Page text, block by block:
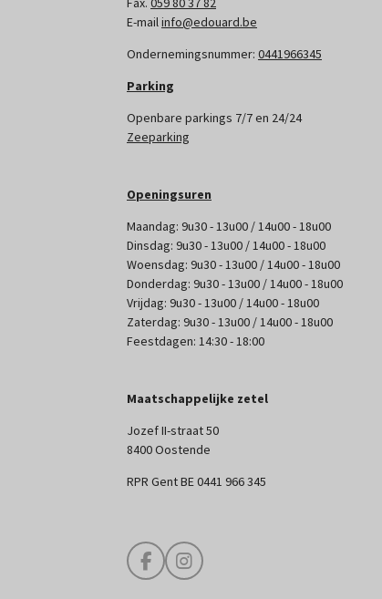
E-mailinfo@edouard.be
Ondernemingsnummer: 0441966345
Parking
Openbare parkings 7/7 en 24/24
Zeeparking
Openingsuren
Maandag: 9u30 - 13u00 / 14u00 - 18u00
Dinsdag: 9u30 - 13u00 / 14u00 - 18u00
Woensdag: 9u30 - 13u00 / 14u00 - 18u00
Donderdag: 9u30 - 13u00 / 14u00 - 18u00
Vrijdag: 9u30 - 13u00 / 14u00 - 18u00
Zaterdag: 9u30 - 13u00 / 14u00 - 18u00
Feestdagen: 14:30 - 18:00
Maatschappelijke zetel
Jozef II-straat 50
8400 Oostende
RPR Gent BE 0441 966 345
F
a
I
n